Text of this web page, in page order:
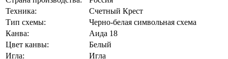
Техника:
Счетный Крест
Тип схемы:
Черно-белая символьная схема
Канва:
Аида 18
Цвет канвы:
Белый
Игла:
Игла